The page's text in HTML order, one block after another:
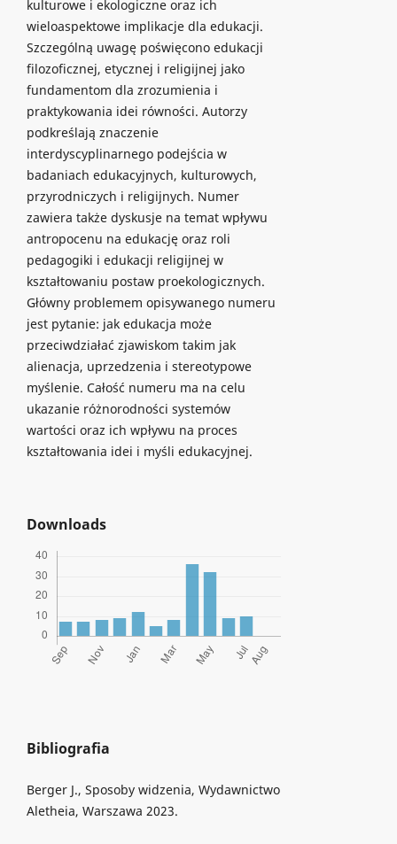
kulturowe i ekologiczne oraz ich
wieloaspektowe implikacje dla edukacji.
Szczególną uwagę poświęcono edukacji
filozoficznej, etycznej i religijnej jako
fundamentom dla zrozumienia i
praktykowania idei równości. Autorzy
podkreślają znaczenie
interdyscyplinarnego podejścia w
badaniach edukacyjnych, kulturowych,
przyrodniczych i religijnych. Numer
zawiera także dyskusje na temat wpływu
antropocenu na edukację oraz roli
pedagogiki i edukacji religijnej w
kształtowaniu postaw proekologicznych.
Główny problemem opisywanego numeru
jest pytanie: jak edukacja może
przeciwdziałać zjawiskom takim jak
alienacja, uprzedzenia i stereotypowe
myślenie. Całość numeru ma na celu
ukazanie różnorodności systemów
wartości oraz ich wpływu na proces
kształtowania idei i myśli edukacyjnej.
Downloads
Bibliografia
Berger J., Sposoby widzenia, Wydawnictwo
Aletheia, Warszawa 2023.